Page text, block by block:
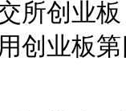
所创业
创业板